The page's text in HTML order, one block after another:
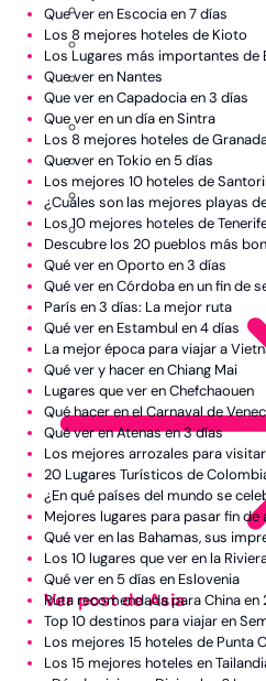
Ver post de Asia
Cinematográfico
Familiar
Que ver en Escocia en 7 días
Los 8 mejores hoteles de Kioto
Los Lugares más importantes de
Que ver en Nantes
Que ver en Capadocia en 3 días
Que ver en un día en Sintra
Los 8 mejores hoteles de
Que ver en Tokio en 5 días
Los mejores 10 hoteles de
¿Cuáles son las mejores playas
Los 10 mejores hoteles de
Descubre los 20 pueblos más
Qué ver en Oporto en 3 días
Qué ver en Córdoba en un fin de
París en 3 días: La mejor ruta
Qué ver en Estambul en 4 días
La mejor época para viajar a
Qué ver y hacer en Chiang Mai
Lugares que ver en Chefchaouen
Qué hacer en el Carnaval de
Qué ver en Atenas en 3 días
Los mejores arrozales para
20 Lugares Turísticos de
¿En qué países del mundo se
Mejores lugares para pasar fin de
Qué ver en las Bahamas, sus
Los 10 lugares que ver en la
Qué ver en 5 días en Eslovenia
Ruta recomendada para China en
Top 10 destinos para viajar en
Los mejores 15 hoteles de Punta
Los 15 mejores hoteles en